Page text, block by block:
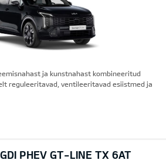
ja kunstnahast kombineeritud
reguleeritavad, ventileeritavad esiistmed ja
PHEV GT-LINE TX 6AT